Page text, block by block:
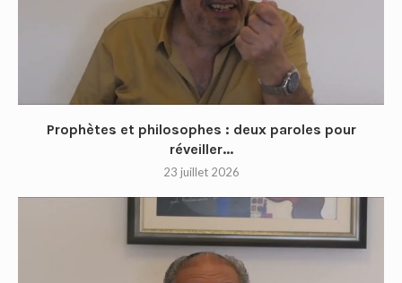
Prophètes et philosophes : deux paroles pour
réveiller...
23 juillet 2026